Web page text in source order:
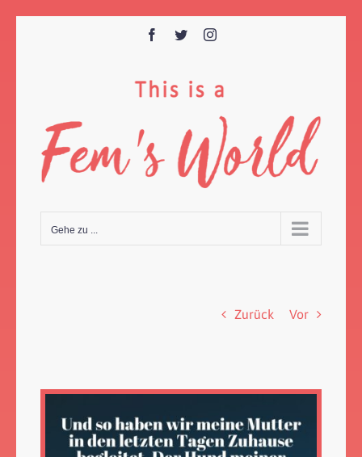
Facebook
TwitterInstagram
Gehe zu ...
Zurück Vor